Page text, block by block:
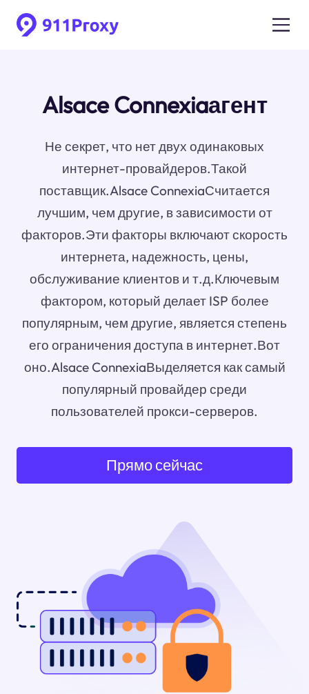
Alsace Connexiaагент
Не секрет, что нет двух одинаковых
интернет-провайдеров.Такой
поставщик.Alsace ConnexiaСчитается
лучшим, чем другие, в зависимости от
факторов.Эти факторы включают скорость
интернета, надежность, цены,
обслуживание клиентов и т.д.Ключевым
фактором, который делает ISP более
популярным, чем другие, является степень
его ограничения доступа в интернет.Вот
оно.Alsace ConnexiaВыделяется как самый
популярный провайдер среди
пользователей прокси-серверов.
Прямо сейчас